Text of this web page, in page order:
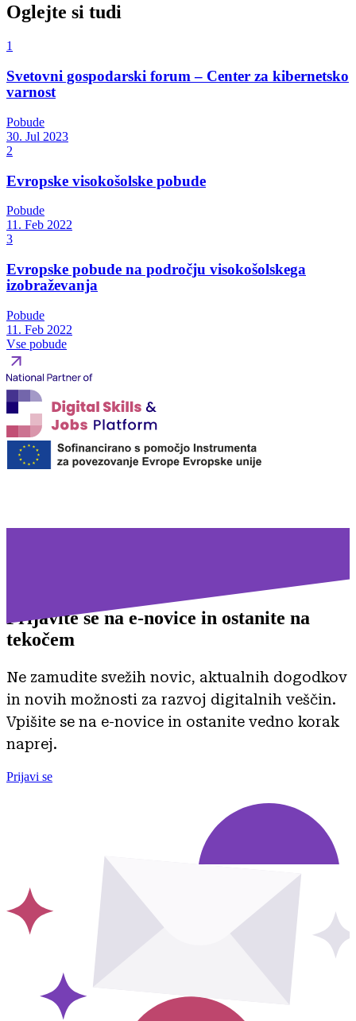
Oglejte si tudi
1
Svetovni gospodarski forum – Center za kibernetsko
varnost
Pobude
30. Jul 2023
2
Evropske visokošolske pobude
Pobude
11. Feb 2022
3
Evropske pobude na področju visokošolskega
izobraževanja
Pobude
11. Feb 2022
Vse pobude
Prijavite se na e-novice in ostanite na
tekočem
Ne zamudite svežih novic, aktualnih dogodkov
in novih možnosti za razvoj digitalnih veščin.
Vpišite se na e-novice in ostanite vedno korak
naprej.
Prijavi se